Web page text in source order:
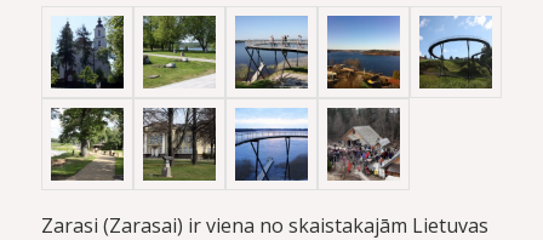
Zarasi (Zarasai) ir viena no skaistakajām Lietuvas